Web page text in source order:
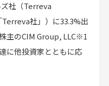
社（Terreva
社」）に33.3%出
主のCIM Group, LLC※1
に他投資家とともに応